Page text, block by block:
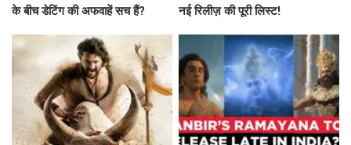
के बीच डेटिंग की अफवाहें सच हैं? नई रिलीज़ की पूरी लिस्ट!